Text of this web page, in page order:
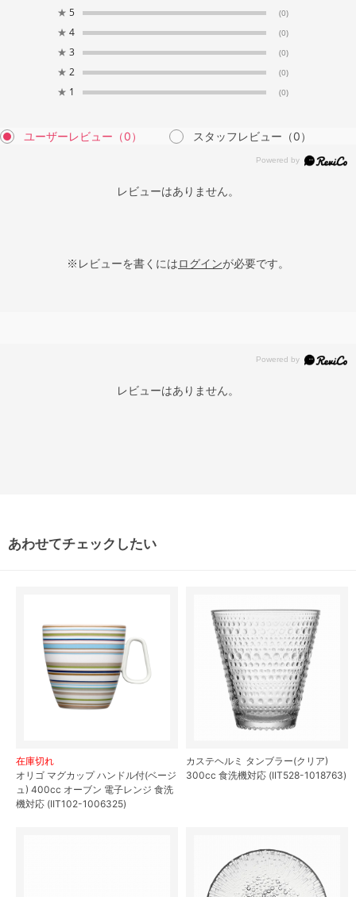
★ 5 (0)
★ 4 (0)
★ 3 (0)
★ 2 (0)
★ 1 (0)
ユーザーレビュー （0） スタッフレビュー （0）
レビューはありません。
※レビューを書くにはログインが必要です。
レビューはありません。
あわせてチェックしたい
在庫切れ
オリゴ マグカップ ハンドル付(ベージ
ュ) 400cc オーブン 電子レンジ 食洗
機対応 (IIT102-1006325)
カステヘルミ タンブラー(クリア)
300cc 食洗機対応 (IIT528-1018763)